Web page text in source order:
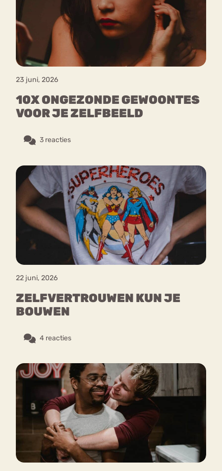
23 juni, 2026
10X ONGEZONDE GEWOONTES
VOOR JE ZELFBEELD
3 reacties
22 juni, 2026
ZELFVERTROUWEN KUN JE
BOUWEN
4 reacties
Forum
Nervosa
Eetstoornis Anorexia Nervosa
Eetbuien Piekeren Sport
Trauma
Orthorexia
Afvallen Angst